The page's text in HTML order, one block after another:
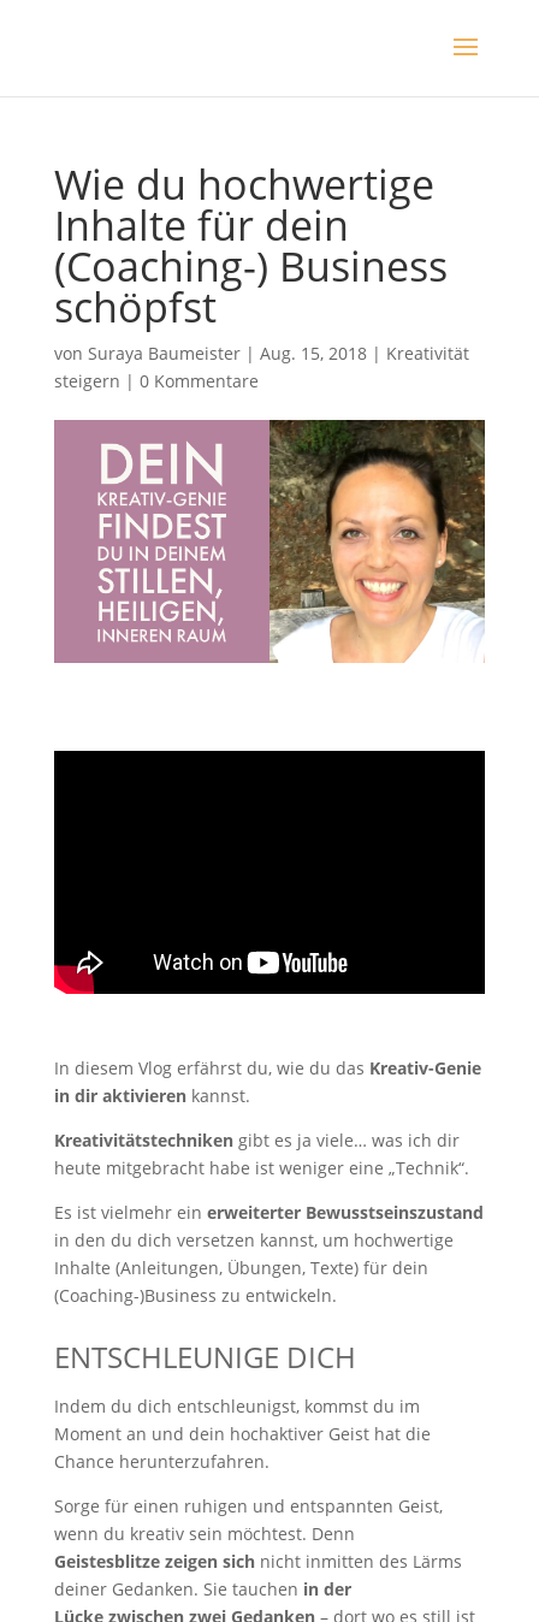
Wie du hochwertige
Inhalte für dein
(Coaching-) Business
schöpfst
von Suraya Baumeister| Aug. 15, 2018| Kreativität
steigern | 0 Kommentare
In diesem Vlog erfährst du, wie du das Kreativ-Genie
in dir aktivierenkannst.
Kreativitätstechnikengibt es ja viele… was ich dir
heute mitgebracht habe ist weniger eine „Technik“.
Es ist vielmehr ein erweiterter Bewusstseinszustand
in den du dich versetzen kannst, um hochwertige
Inhalte (Anleitungen, Übungen, Texte) für dein
(Coaching-)Business zu entwickeln.
ENTSCHLEUNIGE DICH
Indem du dich entschleunigst, kommst du im
Moment an und dein hochaktiver Geist hat die
Chance herunterzufahren.
Sorge für einen ruhigen und entspannten Geist,
wenn du kreativ sein möchtest. Denn
Geistesblitze zeigen sichnicht inmitten des Lärms
deiner Gedanken. Sie tauchen in der
Lücke zwischen zwei Gedanken – dort wo es still ist